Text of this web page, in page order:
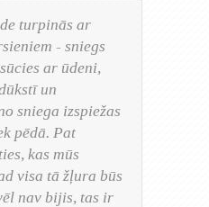
turpinās ar
- sniegs
ar ūdeni,
un
sniega izspiežas
pēdā. Pat
kas mūs
visa tā žļura būs
nav bijis, tas ir